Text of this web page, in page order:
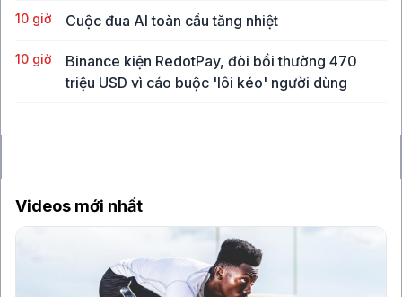
10 giờ Cuộc đua AI toàn cầu tăng nhiệt
10 giờ
Binance kiện RedotPay, đòi bồi thường 470
triệu USD vì cáo buộc 'lôi kéo' người dùng
Videos mới nhất